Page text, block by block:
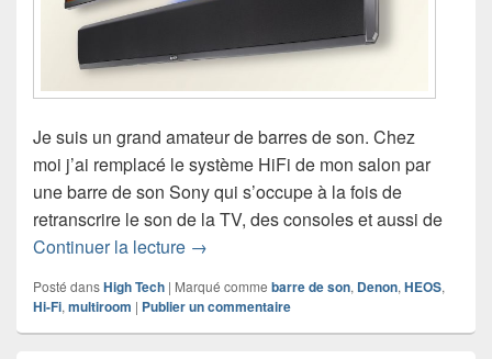
Je suis un grand amateur de barres de son. Chez
moi j’ai remplacé le système HiFi de mon salon par
une barre de son Sony qui s’occupe à la fois de
retranscrire le son de la TV, des consoles et aussi de
Continuer la lecture HEOS Bar – Denon crée la barre de
→
Posté dansHigh Tech | Marqué comme barre de son, Denon, HEOS,
Hi-Fi, multiroom | Publier un commentaire